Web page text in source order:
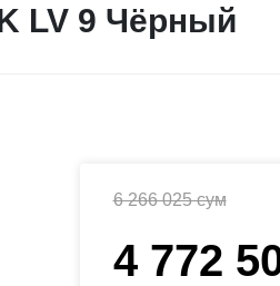
LV 9 Чёрный
6 266 025 сум
4 772